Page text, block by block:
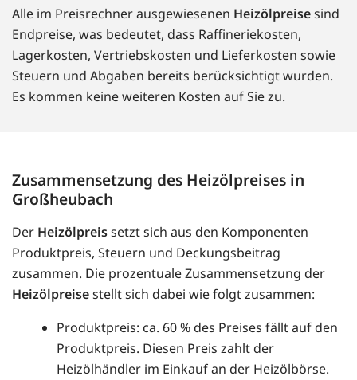
Alle im Preisrechner ausgewiesenen Heizölpreisesind
Endpreise, was bedeutet, dass Raffineriekosten,
Lagerkosten, Vertriebskosten und Lieferkosten sowie
Steuern und Abgaben bereits berücksichtigt wurden.
Es kommen keine weiteren Kosten auf Sie zu.
Zusammensetzung des Heizölpreises in
Großheubach
Der Heizölpreissetzt sich aus den Komponenten
Produktpreis, Steuern und Deckungsbeitrag
zusammen. Die prozentuale Zusammensetzung der
Heizölpreisestellt sich dabei wie folgt zusammen:
Produktpreis: ca. 60 % des Preises fällt auf den
Produktpreis. Diesen Preis zahlt der
Heizölhändler im Einkauf an der Heizölbörse.